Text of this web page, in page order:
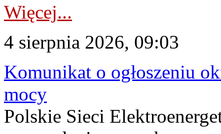
Więcej...
4 sierpnia 2026, 09:03
Komunikat o ogłoszeniu
mocy
Polskie Sieci